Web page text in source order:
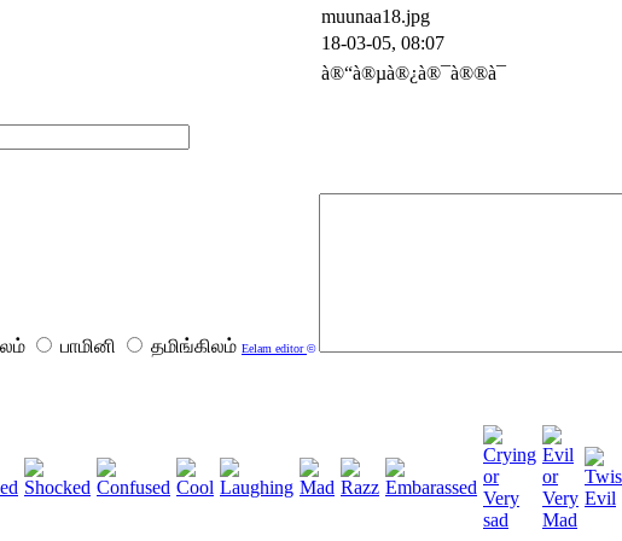
muunaa18.jpg
18-03-05, 08:07
à®“à®µà®¿à®¯à®®à¯
பாமினி தமிங்கிலம் Eelam editor©